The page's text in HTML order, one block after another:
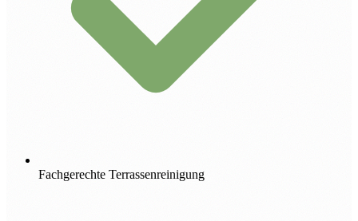
Fachgerechte Terrassenreinigung